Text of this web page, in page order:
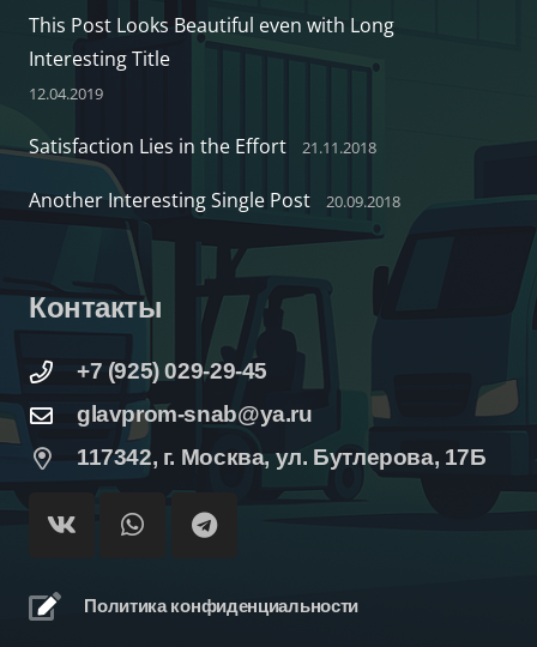
This Post Looks Beautiful even with Long
Interesting Title
12.04.2019
Satisfaction Lies in the Effort 21.11.2018
Another Interesting Single Post 20.09.2018
Контакты
+7 (925) 029-29-45
glavprom-snab@ya.ru
117342, г. Москва, ул. Бутлерова, 17Б
Политика конфиденциальности